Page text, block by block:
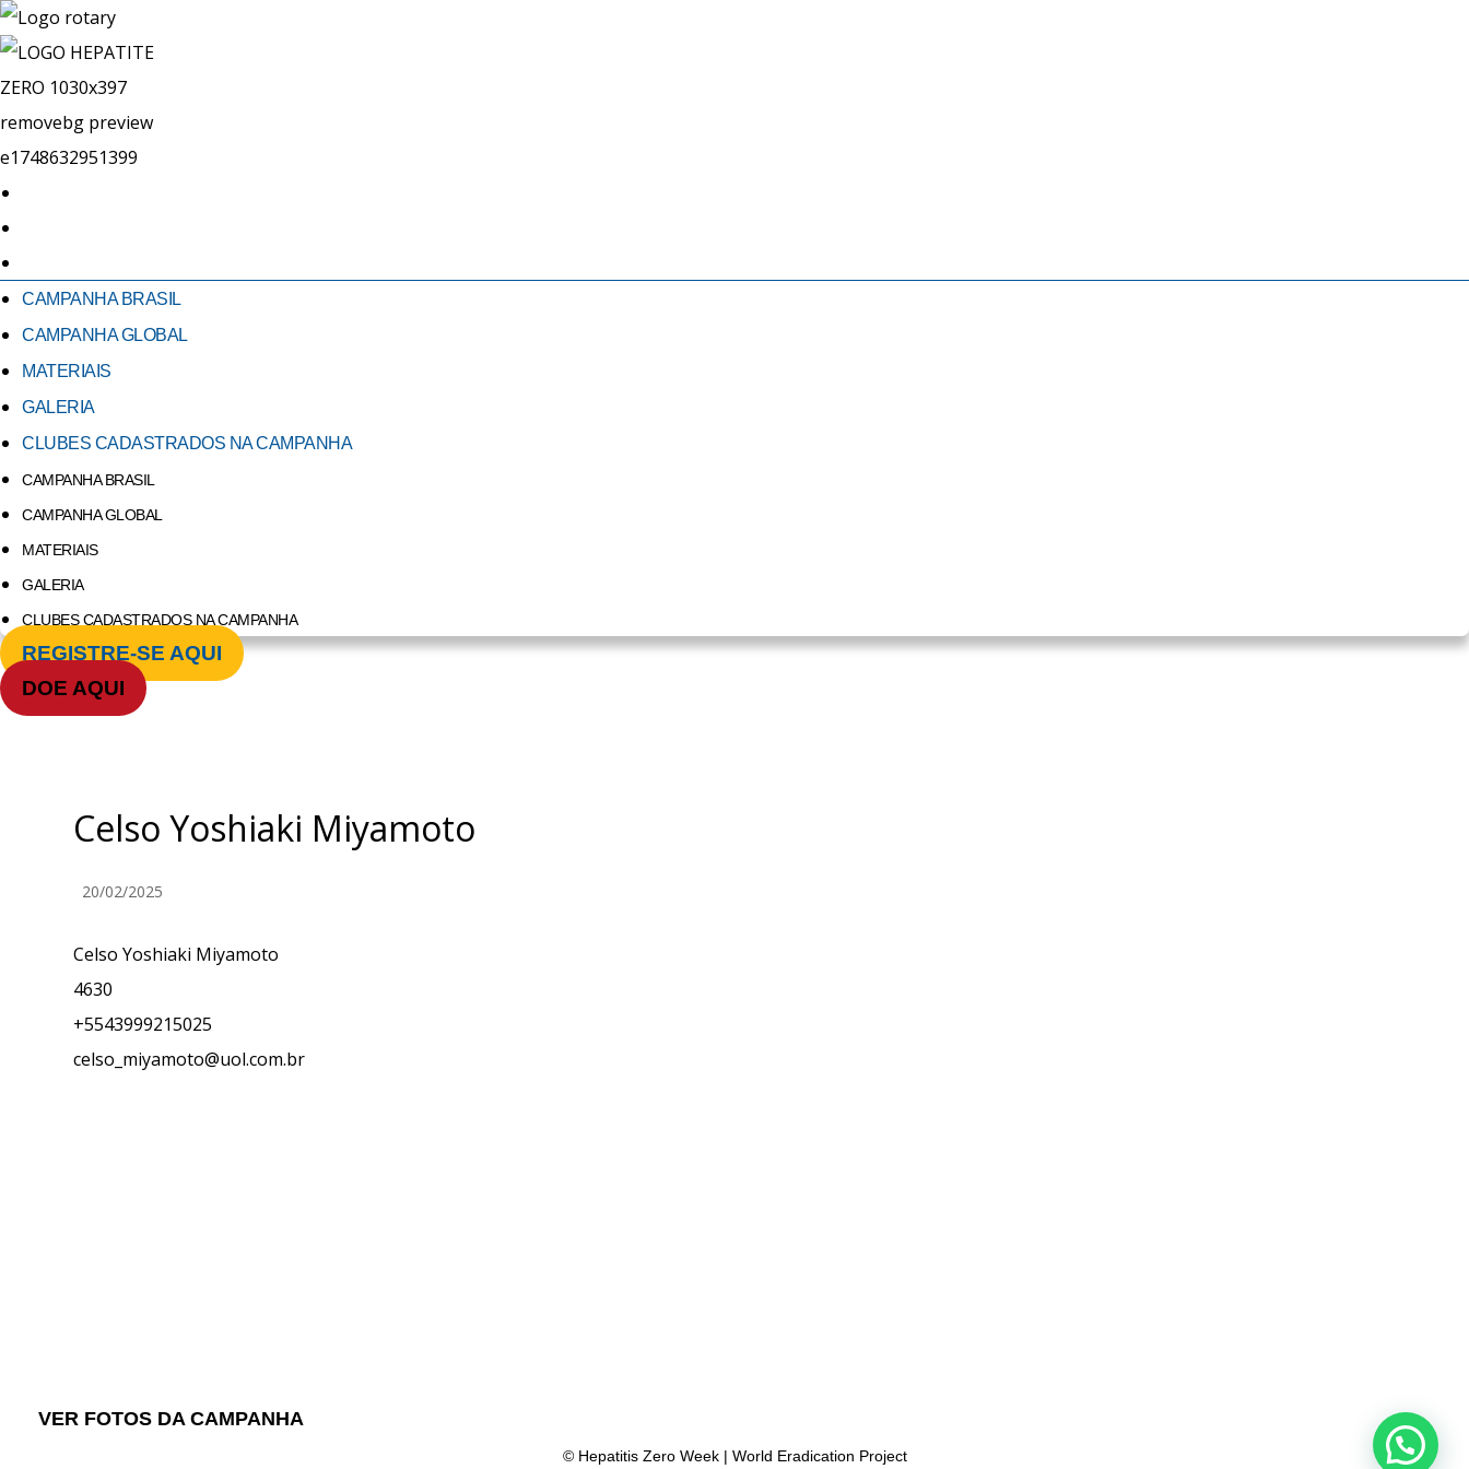
CAMPANHA BRASIL
CAMPANHA GLOBAL
MATERIAIS
GALERIA
CLUBES CADASTRADOS NA CAMPANHA
CAMPANHA BRASIL
CAMPANHA GLOBAL
MATERIAIS
GALERIA
CLUBES CADASTRADOS NA CAMPANHA
REGISTRE-SE AQUI
DOE AQUI
Celso Yoshiaki Miyamoto
20/02/2025
Celso Yoshiaki Miyamoto
4630
+5543999215025
celso_miyamoto@uol.com.br
VER FOTOS DA CAMPANHA
© Hepatitis Zero Week | World Eradication Project